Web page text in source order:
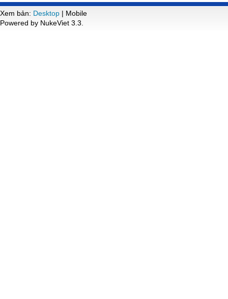
Xem bản: Desktop | Mobile
Powered by NukeViet 3.3.